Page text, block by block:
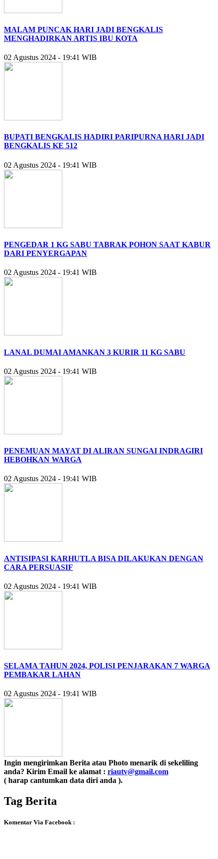
MALAM PUNCAK HARI JADI BENGKALIS
MENGHADIRKAN ARTIS IBU KOTA
02 Agustus 2024 - 19:41 WIB
BUPATI BENGKALIS HADIRI PARIPURNA HARI JADI
BENGKALIS KE 512
02 Agustus 2024 - 19:41 WIB
PENGEDAR 1 KG SABU TABRAK POHON SAAT KABUR
DARI PENYERGAPAN
02 Agustus 2024 - 19:41 WIB
LANAL DUMAI AMANKAN 3 KURIR 11 KG SABU
02 Agustus 2024 - 19:41 WIB
PENEMUAN MAYAT DI ALIRAN SUNGAI INDRAGIRI
HEBOHKAN WARGA
02 Agustus 2024 - 19:41 WIB
ANTISIPASI KARHUTLA BISA DILAKUKAN DENGAN
CARA PERSUASIF
02 Agustus 2024 - 19:41 WIB
SELAMA TAHUN 2024, POLISI PENJARAKAN 7 WARGA
PEMBAKAR LAHAN
02 Agustus 2024 - 19:41 WIB
Ingin mengirimkan Berita atau Photo menarik di sekeliling
anda? Kirim Email ke alamat : riautv@gmail.com
( harap cantumkan data diri anda ).
Tag Berita
Komentar Via Facebook :